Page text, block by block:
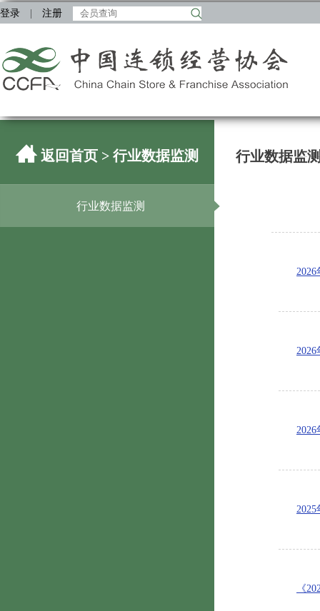
登录 注册
返回首页 > 行业数据监测
行业数据监测
行业数据监
2026
2026
《